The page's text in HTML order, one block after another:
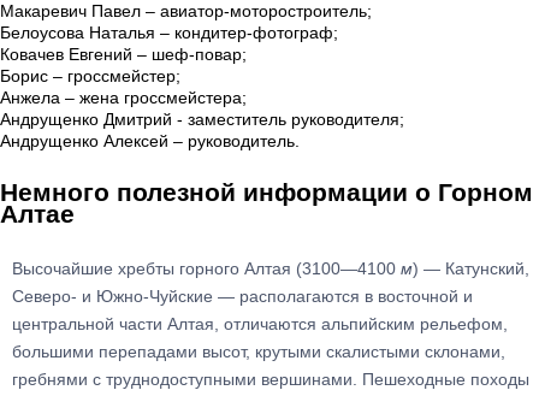
Макаревич Павел – авиатор-моторостроитель;
Белоусова Наталья – кондитер-фотограф;
Ковачев Евгений – шеф-повар;
Борис – гроссмейстер;
Анжела – жена гроссмейстера;
Андрущенко Дмитрий - заместитель руководителя;
Андрущенко Алексей – руководитель.
Немного полезной информации о Горном
Алтае
Высочайшие хребты горного Алтая (3100—4100 м) — Катунский,
Северо- и Южно-Чуйские — располагаются в восточной и
центральной части Алтая, отличаются альпийским рельефом,
большими перепадами высот, крутыми скалистыми склонами,
гребнями с труднодоступными вершинами. Пешеходные походы